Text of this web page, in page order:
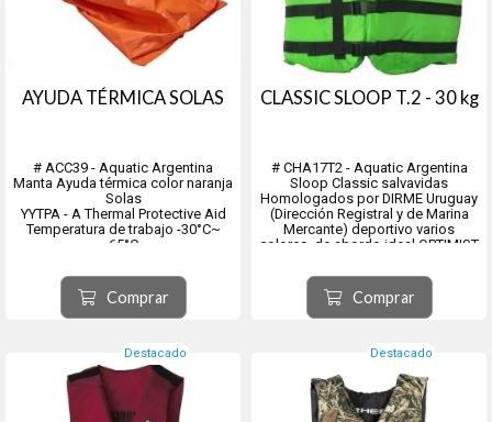
AYUDA TÉRMICA SOLAS
# ACC39 - Aquatic Argentina
Manta Ayuda térmica color naranja
Solas
YYTPA - A Thermal Protective Aid
Temperatura de trabajo -30°C~
65°C
con cubierta aliminizada y fibra de
poliester.
Conductividad térmica no es
mayor a 7800W/M2K
Comprar
CLASSIC SLOOP T.2 - 30 kg
# CHA17T2 - Aquatic Argentina
Sloop Classic salvavidas
Homologados por DIRME Uruguay
(Dirección Registral y de Marina
Mercante) deportivo varios
colores, de abordo ideal OPTIMIST
lanchas, botes, kayak y recreación
entre muchos.
Flotación: La exclusiva espuma de
celda...
Comprar
Destacado Destacado